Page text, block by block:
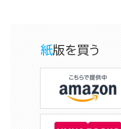
紙版を買う